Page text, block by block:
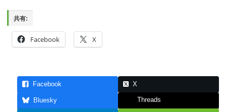
共有:
Facebook X
Facebook X
Bluesky Threads